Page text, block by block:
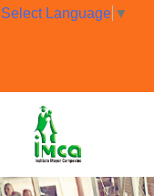
Select Language ▼